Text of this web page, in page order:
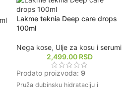
Lakme teknia Deep care drops
100ml
Nega kose, Ulje za kosu i serumi
2,499.00 RSD
Prodato proizvoda: 9
Pruža dubinsku hidrataciju i